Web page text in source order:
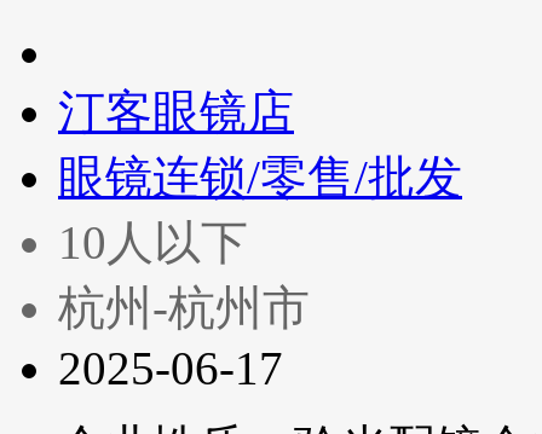
汀客眼镜店
眼镜连锁/零售/批发
10人以下
杭州-杭州市
2025-06-17